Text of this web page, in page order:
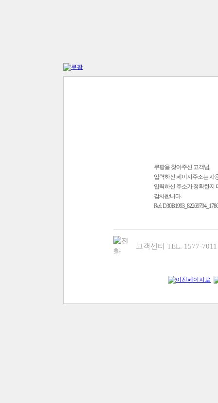
쿠팡을 찾아주신 고객님,
입력하신 페이지주소는 사
입력하신 주소가 정확한지
감사합니다.
Ref:
고객센터 TEL. 1577-